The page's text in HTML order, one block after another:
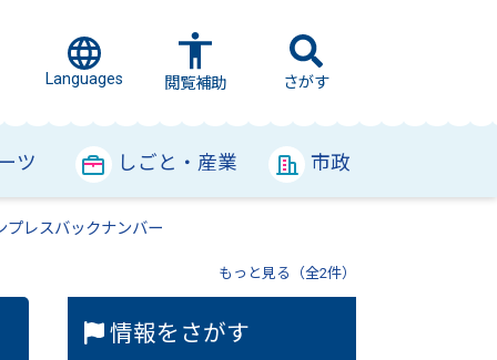
Languages 閲覧補助 さがす
ツ しごと・産業 市政
プレスバックナンバー
もっと見る（全2件）
情報をさがす